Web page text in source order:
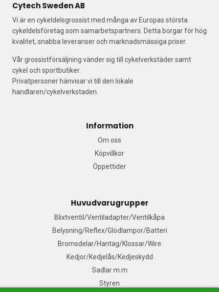
Cytech Sweden AB
Vi är en cykeldelsgrossist med många av Europas största
cykeldelsföretag som samarbetspartners. Detta borgar för hög
kvalitet, snabba leveranser och marknadsmässiga priser.
Vår grossistförsäljning vänder sig till cykelverkstäder samt
cykel och sportbutiker.
Privatpersoner hänvisar vi till den lokale
handlaren/cykelverkstaden.
Information
Om oss
Köpvillkor
Öppettider
Huvudvarugrupper
Blixtventil/Ventiladapter/Ventilkåpa
Belysning/Reflex/Glödlampor/Batteri
Bromsdelar/Hantag/Klossar/Wire
Kedjor/Kedjelås/Kedjeskydd
Sadlar m.m
Styren